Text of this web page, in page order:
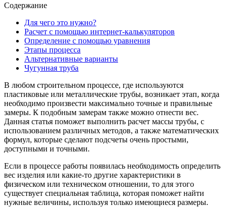
Содержание
Для чего это нужно?
Расчет с помощью интернет-калькуляторов
Определение с помощью уравнения
Этапы процесса
Альтернативные варианты
Чугунная труба
В любом строительном процессе, где используются
пластиковые или металлические трубы, возникает этап, когда
необходимо произвести максимально точные и правильные
замеры. К подобным замерам также можно отнести вес.
Данная статья поможет выполнить расчет массы трубы, с
использованием различных методов, а также математических
формул, которые сделают подсчеты очень простыми,
доступными и точными.
Если в процессе работы появилась необходимость определить
вес изделия или какие-то другие характеристики в
физическом или техническом отношении, то для этого
существует специальная таблица, которая поможет найти
нужные величины, используя только имеющиеся размеры.